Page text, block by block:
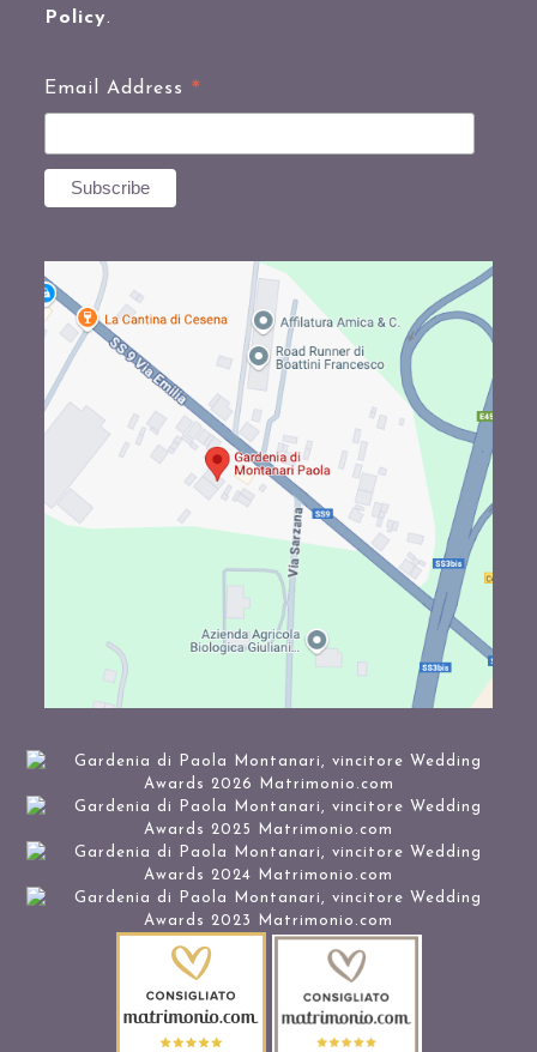
Policy.
Email Address *